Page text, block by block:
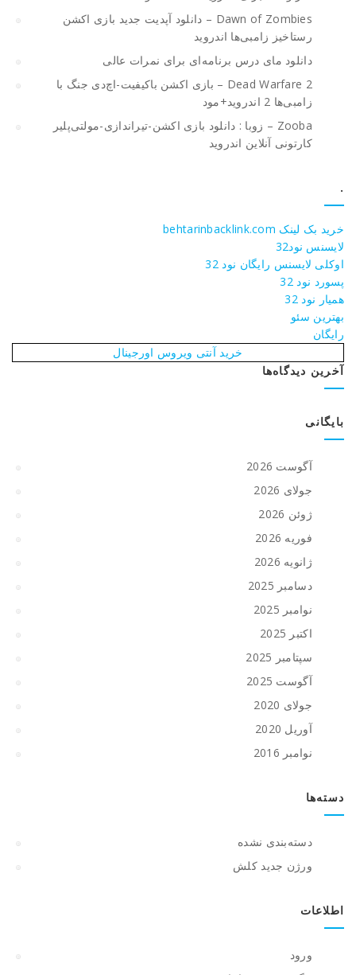
Dawn of Zombies – دانلود آپدیت جدید بازی اکشن
رستاخیز زامبی‌ها اندروید
دانلود مای درس برنامه‌ای برای نمرات عالی
Dead Warfare 2 – بازی اکشن باکیفیت-اچ‌دی جنگ با
زامبی‌ها 2 اندروید+مود
Zooba – زوبا : دانلود بازی اکشن-تیراندازی-مولتی‌پلیر
کارتونی آنلاین اندروید
.
خرید بک لینک behtarinbacklink.com
لایسنس نود32
اوکلی لایسنس رایگان نود 32
پسورد نود 32
همیار نود 32
بهترین سئو
رایگان
خرید آنتی ویروس اورجینال
آخرین دیدگاه‌ها
بایگانی
آگوست 2026
جولای 2026
ژوئن 2026
فوریه 2026
ژانویه 2026
دسامبر 2025
نوامبر 2025
اکتبر 2025
سپتامبر 2025
آگوست 2025
جولای 2020
آوریل 2020
نوامبر 2016
دسته‌ها
دسته‌بندی نشده
ورژن جدید کلش
اطلاعات
ورود